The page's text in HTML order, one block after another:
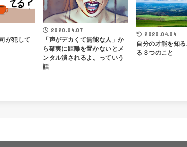
が犯して
2020.04.07
「声がデカくて無能な人」か
ら確実に距離を置かないとメ
ンタル潰されるよ、っていう
話
2020.04.04
自分の才能を知
る３つのこと